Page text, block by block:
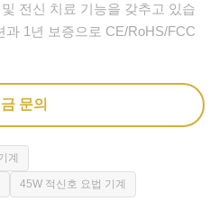
전신 치료 기능을 갖추고 있습
1년 보증으로 CE/RoHS/FCC
문의
계
45W 적신호 요법 기계